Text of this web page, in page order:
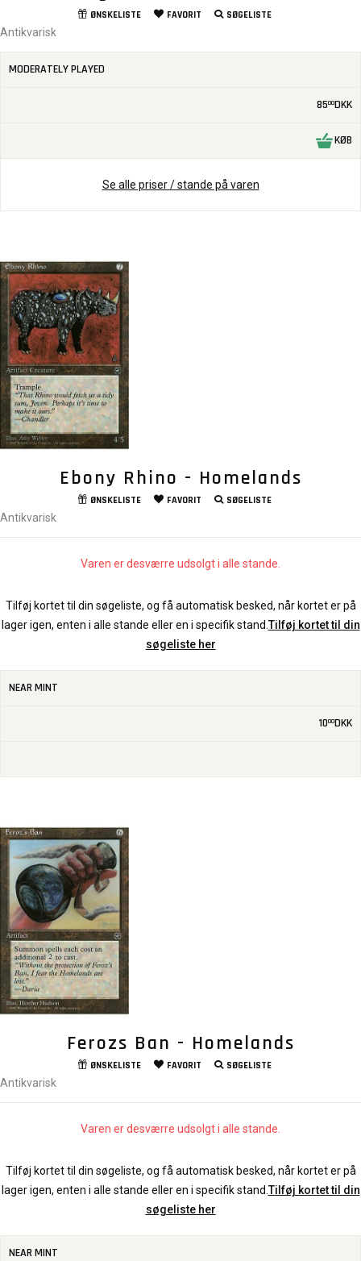
ØNSKELISTE FAVORIT SØGELISTE
Antikvarisk
MODERATELY PLAYED
8500DKK
KØB
Se alle priser / stande på varen
Ebony Rhino - Homelands
ØNSKELISTE FAVORIT SØGELISTE
Antikvarisk
Varen er desværre udsolgt i alle stande.
Tilføj kortet til din søgeliste, og få automatisk besked, når kortet er på
lager igen, enten i alle stande eller en i specifik stand. Tilføj kortet til din
søgeliste her
NEAR MINT
1000DKK
Ferozs Ban - Homelands
ØNSKELISTE FAVORIT SØGELISTE
Antikvarisk
Varen er desværre udsolgt i alle stande.
Tilføj kortet til din søgeliste, og få automatisk besked, når kortet er på
lager igen, enten i alle stande eller en i specifik stand. Tilføj kortet til din
søgeliste her
NEAR MINT